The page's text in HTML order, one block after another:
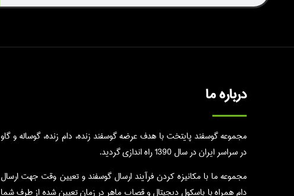
درباره ما
مجموعه گوسفند پایتخت با هدف عرضه گوسفند زنده، دام زنده، گوساله و گاو
در سراسر ایران در سال 1390 راه اندازی گردید.
مجموعه ما با مکانیزه کردن فرآیند ارسال گوسفند و تعیین وقت جهت ارسال
دام همراه با باسکول دیجیتال و قصاب ماهر در زمان تعیین شده از طرف شما